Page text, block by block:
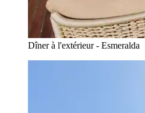
Dîner à l'extérieur - Esmeralda